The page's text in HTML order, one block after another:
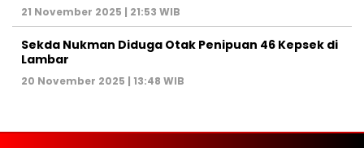
21 November 2025 | 21:53 WIB
Sekda Nukman Diduga Otak Penipuan 46 Kepsek di
Lambar
20 November 2025 | 13:48 WIB